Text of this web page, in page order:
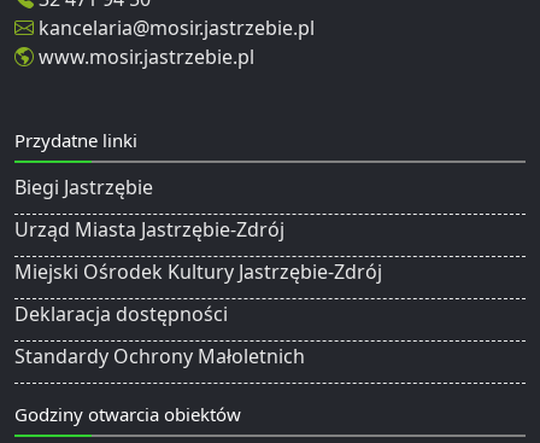
kancelaria@mosir.jastrzebie.pl
www.mosir.jastrzebie.pl
Przydatne linki
Biegi Jastrzębie
Urząd Miasta Jastrzębie-Zdrój
Miejski Ośrodek Kultury Jastrzębie-Zdrój
Deklaracja dostępności
Standardy Ochrony Małoletnich
Godziny otwarcia obiektów